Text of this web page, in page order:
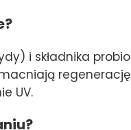
i składnika
UV.